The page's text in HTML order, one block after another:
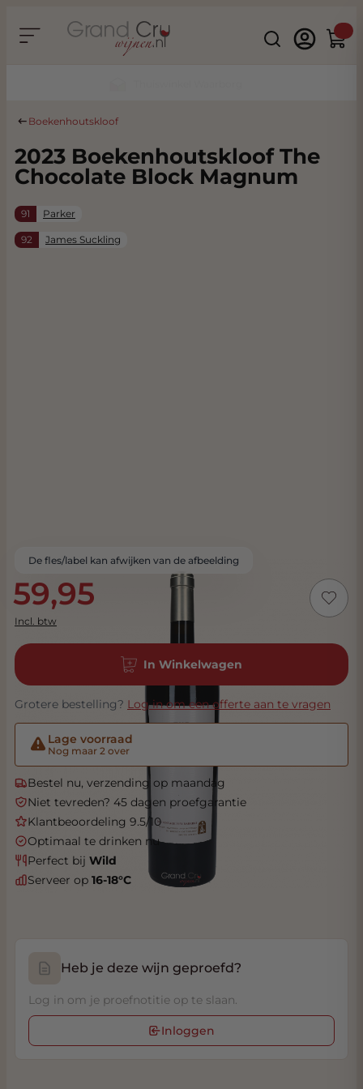
Search
Boekenhoutskloof
2023 Boekenhoutskloof The
Chocolate Block Magnum
De fles/label kan afwijken van de afbeelding
91 Parker
92 James Suckling
59,95
Incl. btw
In Winkelwagen
Grotere bestelling? Log in om een offerte aan te vragen
Lage voorraad
Nog maar 2 over
Bestel nu, verzending op maandag
Niet tevreden? 45 dagen proefgarantie
Klantbeoordeling 9.5/10
Optimaal te drinken nu
Perfect bij Wild
Serveer op 16-18°C
Heb je deze wijn geproefd?
Log in om je proefnotitie op te slaan.
Inloggen